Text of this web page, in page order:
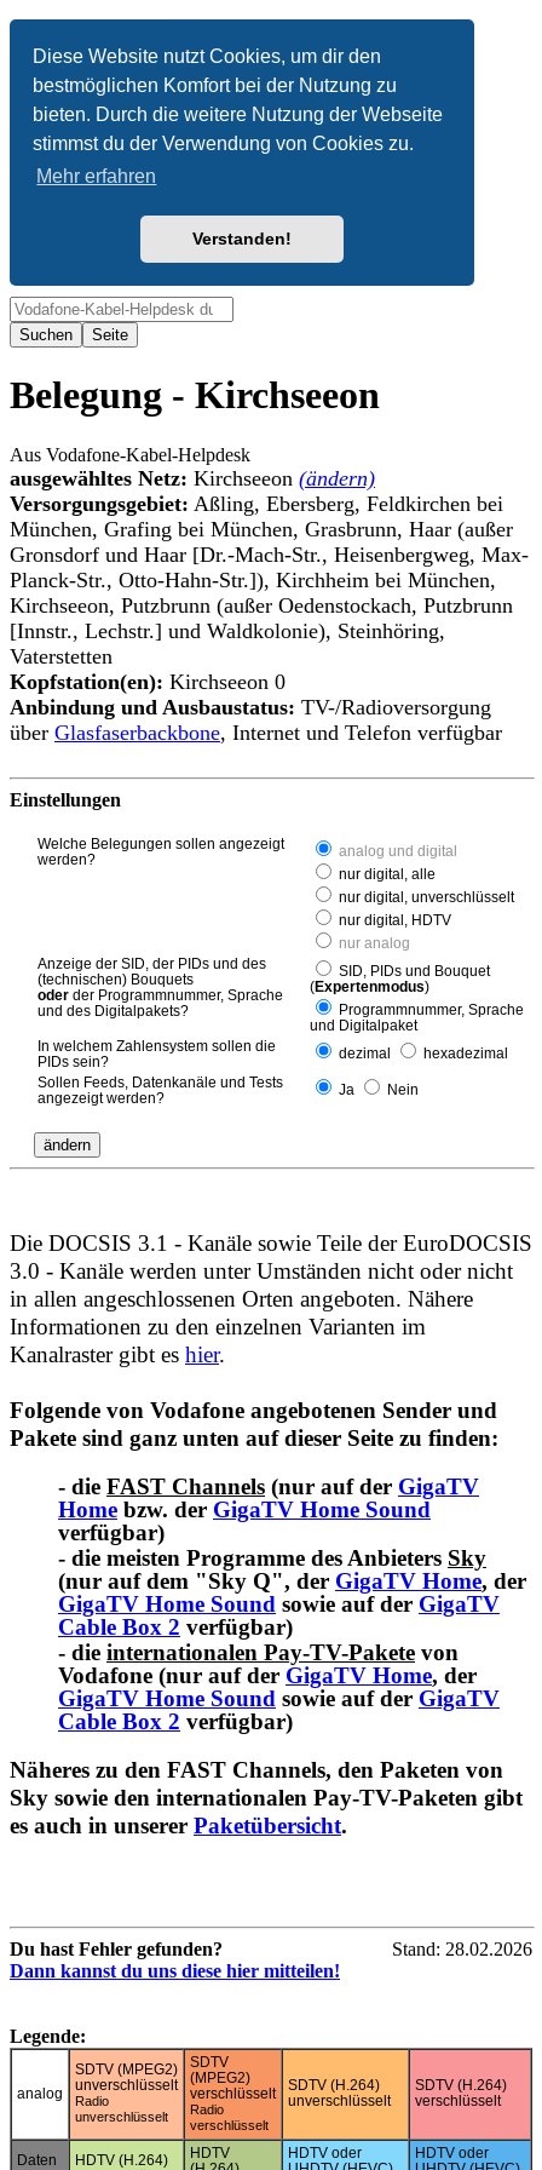
Diese Website nutzt Cookies, um dir den
bestmöglichen Komfort bei der Nutzung zu
bieten. Durch die weitere Nutzung der Webseite
stimmst du der Verwendung von Cookies zu.
Mehr erfahren
Verstanden!
Nicht angemeldet
Anmelden
Belegung - Kirchseeon
Aus Vodafone-Kabel-Helpdesk
ausgewähltes Netz: Kirchseeon (ändern)
Versorgungsgebiet: Aßling, Ebersberg, Feldkirchen bei
München, Grafing bei München, Grasbrunn, Haar (außer
Gronsdorf und Haar [Dr.-Mach-Str., Heisenbergweg, Max-
Planck-Str., Otto-Hahn-Str.]), Kirchheim bei München,
Kirchseeon, Putzbrunn (außer Oedenstockach, Putzbrunn
[Innstr., Lechstr.] und Waldkolonie), Steinhöring,
Vaterstetten
Kopfstation(en): Kirchseeon 0
Anbindung und Ausbaustatus: TV-/Radioversorgung
über Glasfaserbackbone, Internet und Telefon verfügbar
Einstellungen
Welche Belegungen sollen angezeigt
werden?
analog und digital
nur digital, alle
nur digital, unverschlüsselt
nur digital, HDTV
nur analog
Anzeige der SID, der PIDs und des
(technischen) Bouquets
oder der Programmnummer, Sprache
und des Digitalpakets?
SID, PIDs und Bouquet
(Expertenmodus)
Programmnummer, Sprache
und Digitalpaket
In welchem Zahlensystem sollen die
PIDs sein?
dezimal
hexadezimal
Sollen Feeds, Datenkanäle und Tests
angezeigt werden?
Ja Nein
Die DOCSIS 3.1 - Kanäle sowie Teile der EuroDOCSIS
3.0 - Kanäle werden unter Umständen nicht oder nicht
in allen angeschlossenen Orten angeboten. Nähere
Informationen zu den einzelnen Varianten im
Kanalraster gibt es hier.
Folgende von Vodafone angebotenen Sender und
Pakete sind ganz unten auf dieser Seite zu finden:
- die FAST Channels (nur auf der GigaTV
Home bzw. der GigaTV Home Sound
verfügbar)
- die meisten Programme des Anbieters Sky
(nur auf dem "Sky Q", der GigaTV Home, der
GigaTV Home Sound sowie auf der GigaTV
Cable Box 2 verfügbar)
- die internationalen Pay-TV-Pakete von
Vodafone (nur auf der GigaTV Home, der
GigaTV Home Sound sowie auf der GigaTV
Cable Box 2 verfügbar)
Näheres zu den FAST Channels, den Paketen von
Sky sowie den internationalen Pay-TV-Paketen gibt
es auch in unserer Paketübersicht.
Du hast Fehler gefunden?
Dann kannst du uns diese hier mitteilen!
Stand: 28.02.2026
Legende:
analog
SDTV (MPEG2)
unverschlüsselt
Radio
unverschlüsselt
SDTV
(MPEG2)
verschlüsselt
Radio
verschlüsselt
SDTV (H.264)
unverschlüsselt
SDTV (H.264)
verschlüsselt
Daten
HDTV (H.264)
HDTV
HDTV oder
HDTV oder